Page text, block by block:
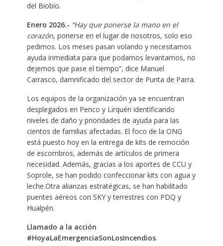
del Biobío.
Enero 2026.- “Hay que ponerse la mano en el
corazón, ponerse en el lugar de nosotros, solo eso
pedimos. Los meses pasan volando y necesitamos
ayuda inmediata para que podamos levantarnos, no
dejemos que pase el tiempo”, dice Manuel
Carrasco, damnificado del sector de Punta de Parra.
Los equipos de la organización ya se encuentran
desplegados en Penco y Lirquén identificando
niveles de daño y prioridades de ayuda para las
cientos de familias afectadas. El foco de la ONG
está puesto hoy en la entrega de kits de remoción
de escombros, además de artículos de primera
necesidad. Además, gracias a los aportes de CCU y
Soprole, se han podido confeccionar kits con agua y
leche.Otra alianzas estratégicas, se han habilitado
puentes aéreos con SKY y terrestres con PDQ y
Hualpén.
Llamado a la acción
#HoyaLaEmergenciaSonLosIncendios.